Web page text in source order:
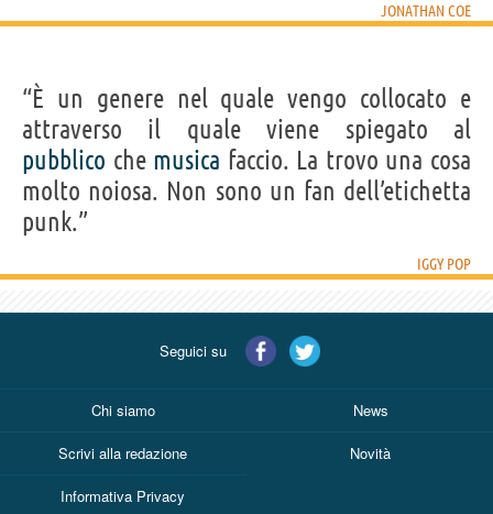
JONATHAN COE
“È un genere nel quale vengo collocato e
attraverso il quale viene spiegato al
pubblico che musica faccio. La trovo una cosa
molto noiosa. Non sono un fan dell’etichetta
punk.”
IGGY POP
Seguici su
Chi siamo News
Scrivi alla redazione Novità
Informativa Privacy